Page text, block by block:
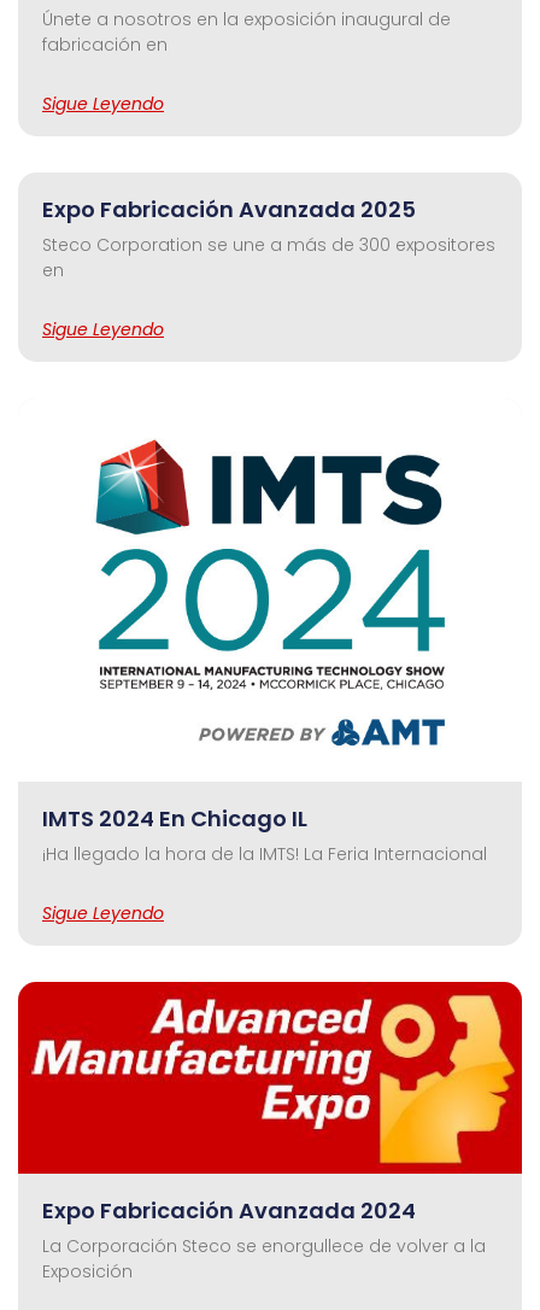
Únete a nosotros en la exposición inaugural de
fabricación en
Sigue Leyendo
Expo Fabricación Avanzada 2025
Steco Corporation se une a más de 300 expositores
en
Sigue Leyendo
IMTS 2024 En Chicago IL
¡Ha llegado la hora de la IMTS! La Feria Internacional
Sigue Leyendo
Expo Fabricación Avanzada 2024
La Corporación Steco se enorgullece de volver a la
Exposición